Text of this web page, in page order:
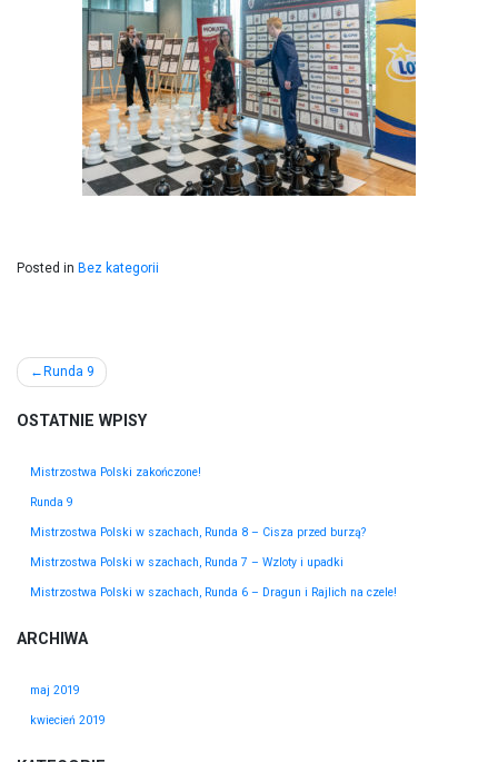
Posted in Bez kategorii
Nawigacja
wpisu
Runda 9
OSTATNIE WPISY
Mistrzostwa Polski zakończone!
Runda 9
Mistrzostwa Polski w szachach, Runda 8 – Cisza przed burzą?
Mistrzostwa Polski w szachach, Runda 7 – Wzloty i upadki
Mistrzostwa Polski w szachach, Runda 6 – Dragun i Rajlich na czele!
ARCHIWA
maj 2019
kwiecień 2019